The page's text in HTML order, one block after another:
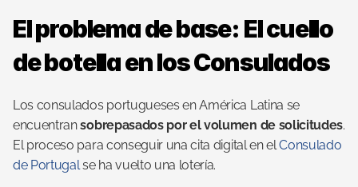
El problema de base: El cuello
de botella en los Consulados
Los consulados portugueses en América Latina se
encuentran sobrepasados por el volumen de solicitudes.
El proceso para conseguir una cita digital en el Consulado
de Portugal se ha vuelto una lotería.